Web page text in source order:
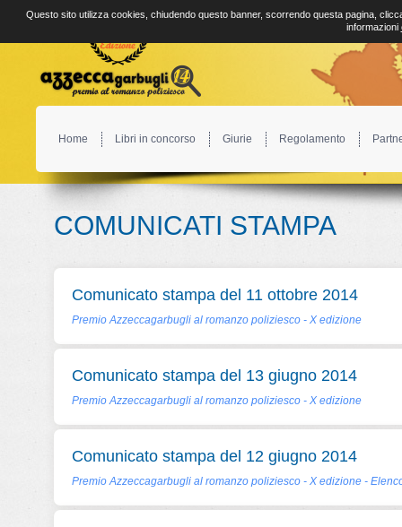
Home Libri in concorso Giurie Regolamento
COMUNICATI STAMPA
Comunicato stampa del 11 ottobre 2014
Premio Azzeccagarbugli al romanzo poliziesco - X edizione
Comunicato stampa del 13 giugno 2014
Premio Azzeccagarbugli al romanzo poliziesco - X edizione
Comunicato stampa del 12 giugno 2014
Premio Azzeccagarbugli al romanzo poliziesco - X edizione -
Questo sito utilizza cookies, chiudendo questo banner, scorrendo questa pagina,
informazioni